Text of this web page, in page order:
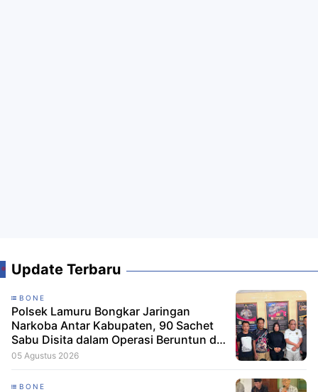
Update Terbaru
BONE
Polsek Lamuru Bongkar Jaringan
Narkoba Antar Kabupaten, 90 Sachet
Sabu Disita dalam Operasi Beruntun di
Bone dan Soppeng
05 Agustus 2026
BONE